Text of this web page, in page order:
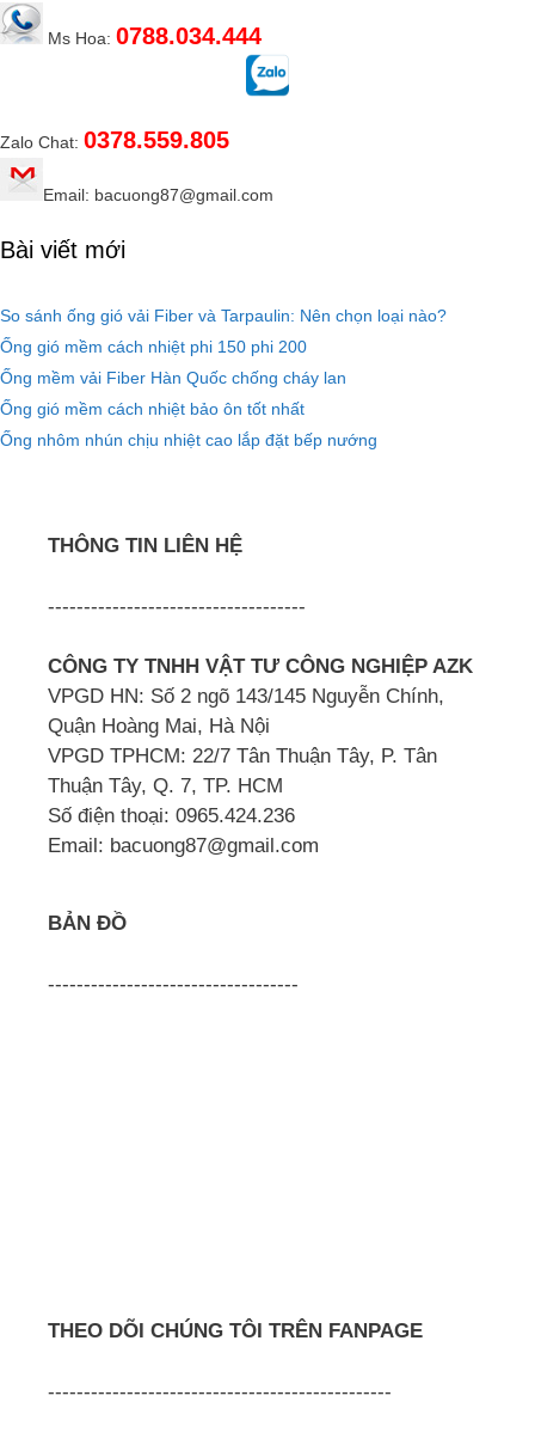
Ms Hoa: 0788.034.444
Zalo Chat: 0378.559.805
Email: bacuong87@gmail.com
Bài viết mới
So sánh ống gió vải Fiber và Tarpaulin: Nên chọn loại nào?
Ống gió mềm cách nhiệt phi 150 phi 200
Ống mềm vải Fiber Hàn Quốc chống cháy lan
Ống gió mềm cách nhiệt bảo ôn tốt nhất
Ống nhôm nhún chịu nhiệt cao lắp đặt bếp nướng
THÔNG TIN LIÊN HỆ
------------------------------------
CÔNG TY TNHH VẬT TƯ CÔNG NGHIỆP AZK
VPGD HN: Số 2 ngõ 143/145 Nguyễn Chính,
Quận Hoàng Mai, Hà Nội
VPGD TPHCM: 22/7 Tân Thuận Tây, P. Tân
Thuận Tây, Q. 7, TP. HCM
Số điện thoại: 0965.424.236
Email: bacuong87@gmail.com
BẢN ĐỒ
-----------------------------------
THEO DÕI CHÚNG TÔI TRÊN FANPAGE
------------------------------------------------